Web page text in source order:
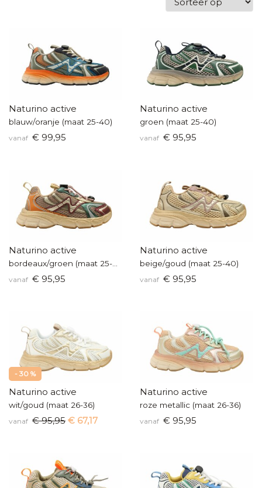
Naturino active
blauw/oranje (maat 25-40)
vanaf € 99,95
Naturino active
groen (maat 25-40)
vanaf € 95,95
Naturino active
vanaf € 95,95
Naturino active
beige/goud (maat 25-40)
vanaf € 95,95
- 30 %
Naturino active
wit/goud (maat 26-36)
vanaf € 95,95 € 67,17
Naturino active
roze metallic (maat 26-36)
vanaf € 95,95